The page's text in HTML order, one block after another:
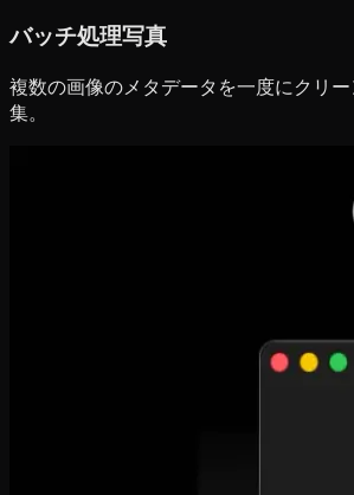
バッチ処理写真
複数の画像のメタデータを一度にクリ
集。